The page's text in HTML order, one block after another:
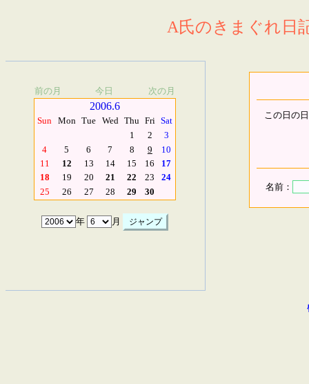
A氏のきまぐれ日
前の月 今日 次の月
2006.6
Sun Mon Tue Wed Thu Fri Sat
1
2
3
4
5 6 7 8 9
10
11
12 13 14 15 16
17
18
19 20 21 22 23
24
25
26 27 28 29 30
年 月
この日の
名前：